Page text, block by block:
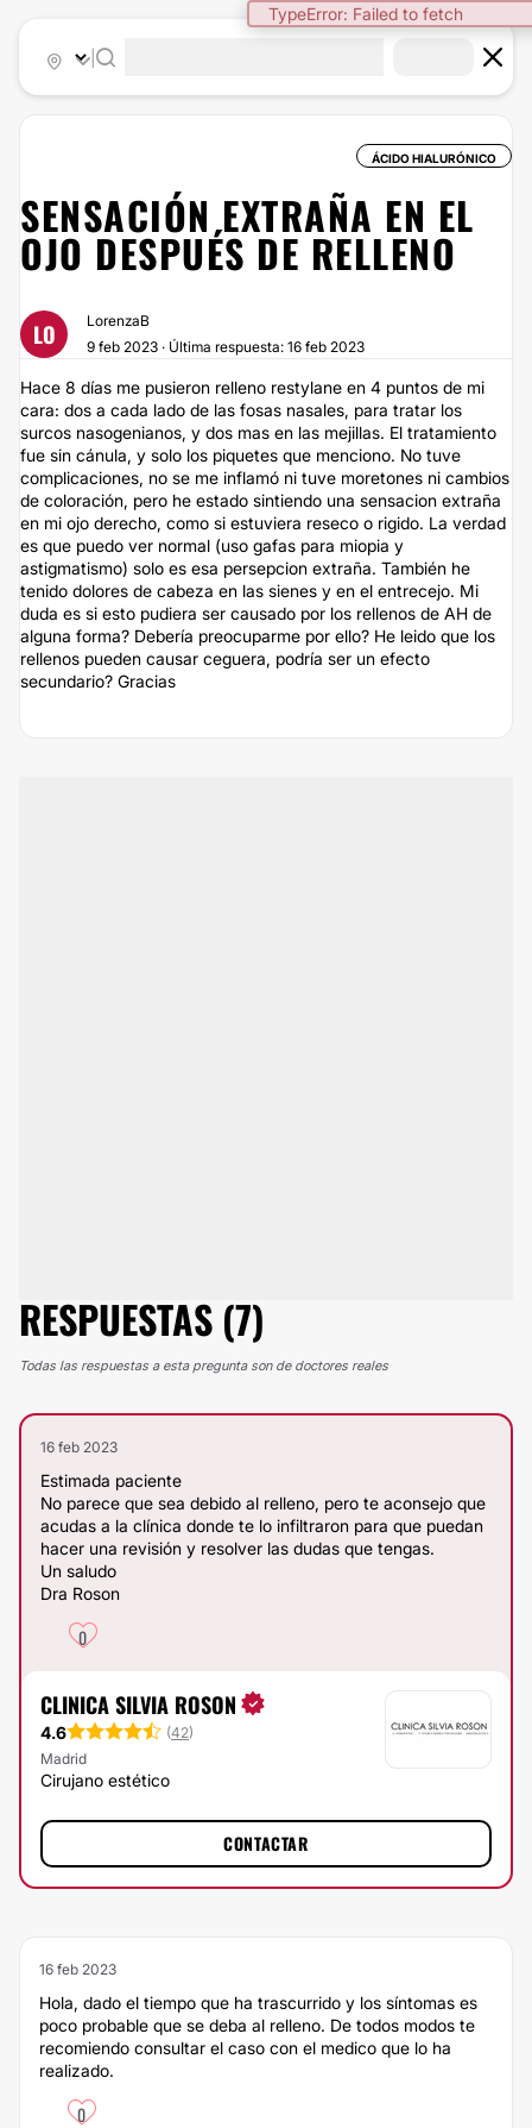
TypeError: Failed to fetch
ÁCIDO HIALURÓNICO
SENSACIÓN EXTRAÑA EN EL
OJO DESPUÉS DE RELLENO
LO
LorenzaB
9 feb 2023 · Última respuesta: 16 feb 2023
Hace 8 días me pusieron relleno restylane en 4 puntos de mi
cara: dos a cada lado de las fosas nasales, para tratar los
surcos nasogenianos, y dos mas en las mejillas. El tratamiento
fue sin cánula, y solo los piquetes que menciono. No tuve
complicaciones, no se me inflamó ni tuve moretones ni cambios
de coloración, pero he estado sintiendo una sensacion extraña
en mi ojo derecho, como si estuviera reseco o rigido. La verdad
es que puedo ver normal (uso gafas para miopia y
astigmatismo) solo es esa persepcion extraña. También he
tenido dolores de cabeza en las sienes y en el entrecejo. Mi
duda es si esto pudiera ser causado por los rellenos de AH de
alguna forma? Debería preocuparme por ello? He leido que los
rellenos pueden causar ceguera, podría ser un efecto
secundario? Gracias
RESPUESTAS (7)
Todas las respuestas a esta pregunta son de doctores reales
16 feb 2023
Estimada paciente
No parece que sea debido al relleno, pero te aconsejo que
acudas a la clínica donde te lo infiltraron para que puedan
hacer una revisión y resolver las dudas que tengas.
Un saludo
Dra Roson
0
CLINICA SILVIA ROSON
4.6 (42)
Madrid
Cirujano estético
CONTACTAR
16 feb 2023
Hola, dado el tiempo que ha trascurrido y los síntomas es
poco probable que se deba al relleno. De todos modos te
recomiendo consultar el caso con el medico que lo ha
realizado.
0